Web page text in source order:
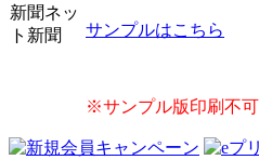
サンプルはこちら
※サンプル版印刷不